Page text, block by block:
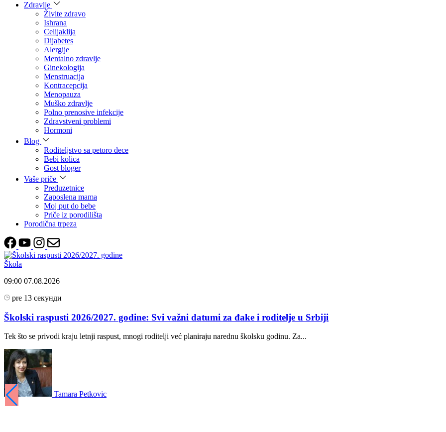
Zdravlje
Živite zdravo
Ishrana
Celijaklija
Dijabetes
Alergije
Mentalno zdravlje
Ginekologija
Menstruacija
Kontracepcija
Menopauza
Muško zdravlje
Polno prenosive infekcije
Zdravstveni problemi
Hormoni
Blog
Roditeljstvo sa petoro dece
Bebi kolica
Gost bloger
Vaše priče
Preduzetnice
Zaposlena mama
Moj put do bebe
Priče iz porodilišta
Porodična trpeza
Škola
09:00 07.08.2026
pre 13 секунди
Školski raspusti 2026/2027. godine: Svi važni datumi za đake i roditelje u Srbiji
Tek što se privodi kraju letnji raspust, mnogi roditelji već planiraju narednu školsku godinu. Za...
Tamara Petkovic